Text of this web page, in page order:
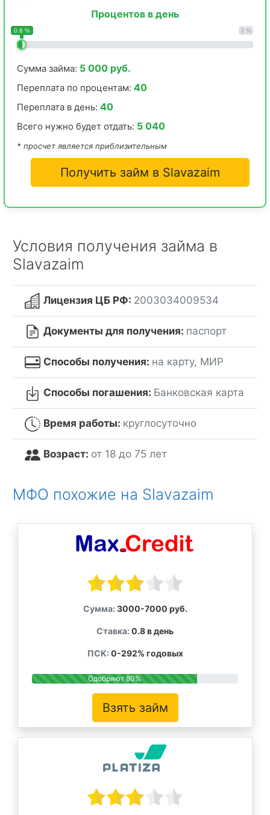
Процентов в день
3 %
0.8 %
Сумма займа: 5 000 руб.
Переплата по процентам: 40
Переплата в день: 40
Всего нужно будет отдать: 5 040
* просчет является приблизительным
Получить займ в Slavazaim
Условия получения займа в
Slavazaim
Лицензия ЦБ РФ: 2003034009534
Документы для получения: паспорт
Способы получения: на карту, МИР
Способы погашения: Банковская карта
Время работы: круглосуточно
Возраст: от 18 до 75 лет
МФО похожие на Slavazaim
Сумма: 3000-7000 руб.
Ставка: 0.8 в день
ПСК: 0-292% годовых
Одобряют 80%
Взять займ